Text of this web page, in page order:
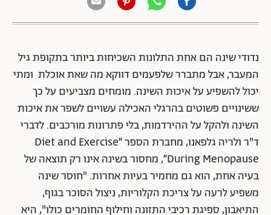
נדודי שינה הם אחת התלונות השכיחות ביותר בתקופת גיל
המעבר, אבל מתברר שלפעמים דווקא מה שאת אוכלת ומתי
יכול להשפיע על איכות השינה. מומחים מצביעים על כך
ששינויים פשוטים בהרגלי האכילה עשויים לשפר את איכות
השינה ולהקל על ההירדמות, בלי פתרונות מורכבים. לדברי
ד"ר ולריה גלפאנו, מחברת הספר ״Diet and Exercise
During Menopause״, מחסור בשינה אינו רק תוצאה של
בעיה אחת, הוא גם מחמיר בעיות אחרות. "חוסר שינה
משפיע לרעה על צריכת הקלוריות, ניצול הסוכר בגוף,
התיאבון, ספיגת רכיבי התזונה וחילוף החומרים כולו", היא